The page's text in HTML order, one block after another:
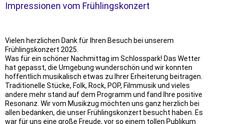
Impressionen vom Frühlingskonzert
Vielen herzlichen Dank für Ihren Besuch bei unserem
Frühlingskonzert 2025.
Was für ein schöner Nachmittag im Schlosspark! Das Wetter
hat gepasst, die Umgebung wunderschön und wir konnten
hoffentlich musikalisch etwas zu Ihrer Erheiterung beitragen.
Traditionelle Stücke, Folk, Rock, POP, Filmmusik und vieles
andere mehr stand auf dem Programm und fand Ihre positive
Resonanz. Wir vom Musikzug möchten uns ganz herzlich bei
allen bedanken, die unser Frühlingskonzert besucht haben. Es
war für uns eine große Freude, vor so einem tollen Publikum